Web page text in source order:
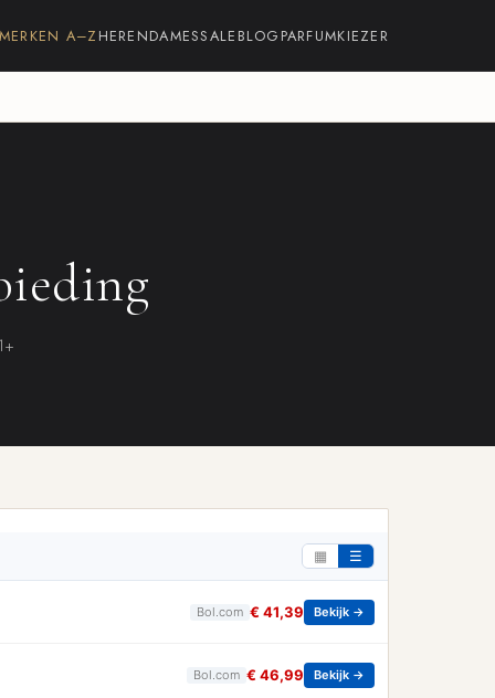
A–Z HERENDAMESSALE BLOG PARFUMKIEZER
▦ ☰
Bol.com € 41,39 Bekijk →
Bol.com € 46,99 Bekijk →